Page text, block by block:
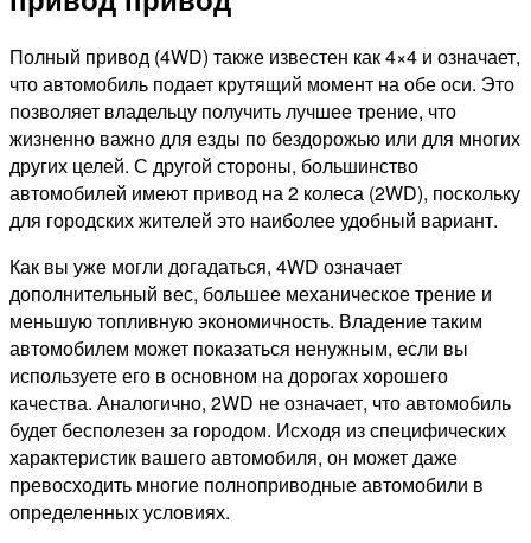
Полный привод (4WD) также известен как 4×4 и означает,
что автомобиль подает крутящий момент на обе оси. Это
позволяет владельцу получить лучшее трение, что
жизненно важно для езды по бездорожью или для многих
других целей. С другой стороны, большинство
автомобилей имеют привод на 2 колеса (2WD), поскольку
для городских жителей это наиболее удобный вариант.
Как вы уже могли догадаться, 4WD означает
дополнительный вес, большее механическое трение и
меньшую топливную экономичность. Владение таким
автомобилем может показаться ненужным, если вы
используете его в основном на дорогах хорошего
качества. Аналогично, 2WD не означает, что автомобиль
будет бесполезен за городом. Исходя из специфических
характеристик вашего автомобиля, он может даже
превосходить многие полноприводные автомобили в
определенных условиях.